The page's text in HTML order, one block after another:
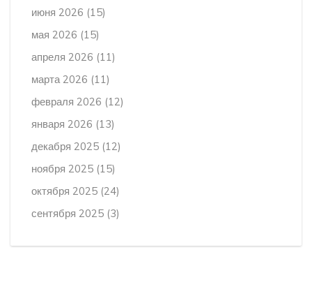
июня 2026 (15)
мая 2026 (15)
апреля 2026 (11)
марта 2026 (11)
февраля 2026 (12)
января 2026 (13)
декабря 2025 (12)
ноября 2025 (15)
октября 2025 (24)
сентября 2025 (3)